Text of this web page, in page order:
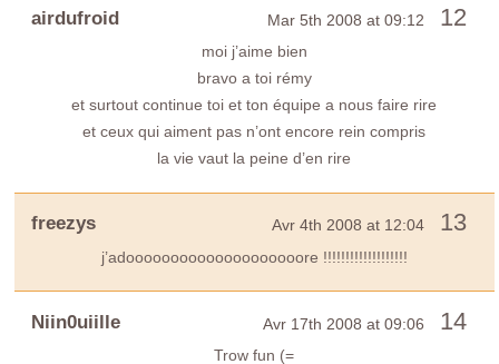
airdufroid Mar 5th 2008 at 09:12 12
moi j’aime bien
bravo a toi rémy
et surtout continue toi et ton équipe a nous faire rire
et ceux qui aiment pas n’ont encore rein compris
la vie vaut la peine d’en rire
freezys Avr 4th 2008 at 12:04 13
j’adoooooooooooooooooooore !!!!!!!!!!!!!!!!!!!
Niin0uiille Avr 17th 2008 at 09:06 14
Trow fun (=